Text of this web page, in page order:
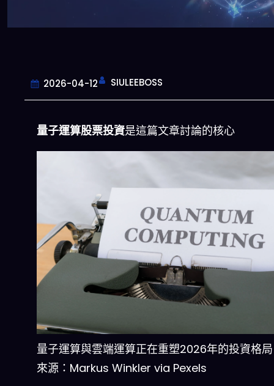
2026-04-12 SIULEEBOSS
量子運算股票投資是這篇文章討論的核心
量子運算與雲端運算正在重塑2026年的投資格
來源：Markus Winkler via Pexels